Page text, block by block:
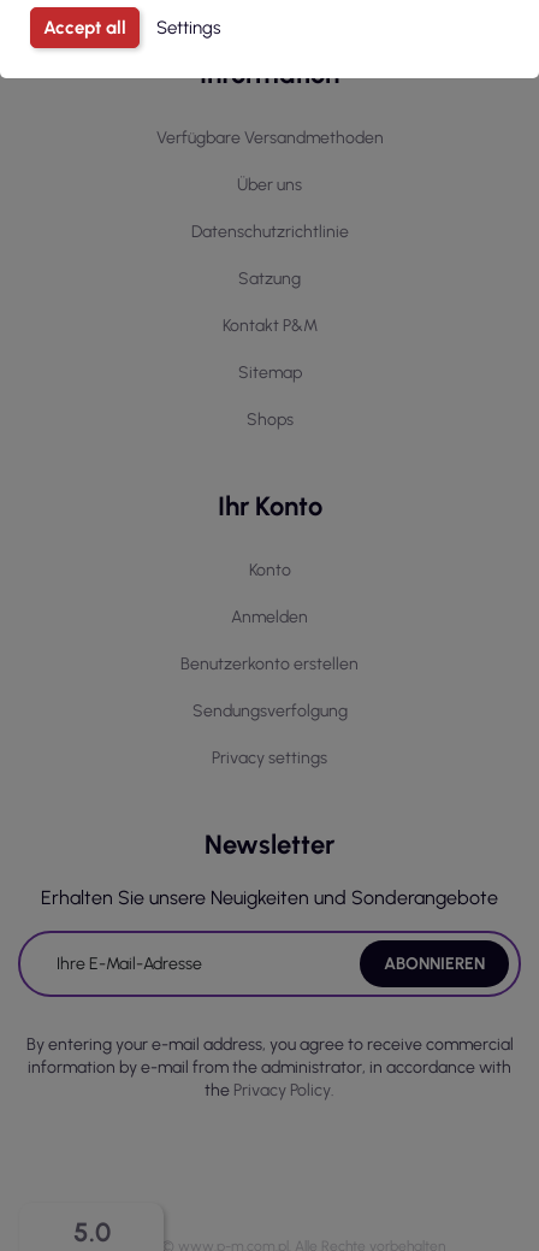
Information
Verfügbare Versandmethoden
Über uns
Datenschutzrichtlinie
Satzung
Kontakt P&M
Sitemap
Shops
Ihr Konto
Konto
Anmelden
Benutzerkonto erstellen
Sendungsverfolgung
Privacy settings
Newsletter
Erhalten Sie unsere Neuigkeiten und Sonderangebote
By entering your e-mail address, you agree to receive commercial
information by e-mail from the administrator, in accordance with
the Privacy Policy.
Accept all Settings
5.0Copyright © www.p-m.com.pl. Alle Rechte vorbehalten